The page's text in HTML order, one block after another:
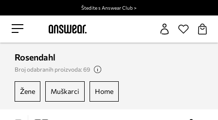
Štedite s Answear Club >
Rosendahl
Broj odabranih proizvoda: 69
žene muškarci home